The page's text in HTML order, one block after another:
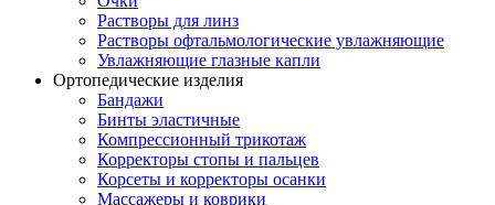
Растворы для линз
Растворы офтальмологические увлажняющие
Увлажняющие глазные капли
Ортопедические изделия
Бандажи
Бинты эластичные
Компрессионный трикотаж
Корректоры стопы и пальцев
Корсеты и корректоры осанки
Массажеры и коврики